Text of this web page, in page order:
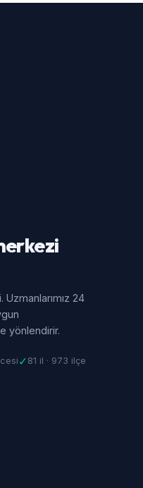
Uzmanlarımız 24
yönlendirir.
✓ 81 il · 973 ilçe